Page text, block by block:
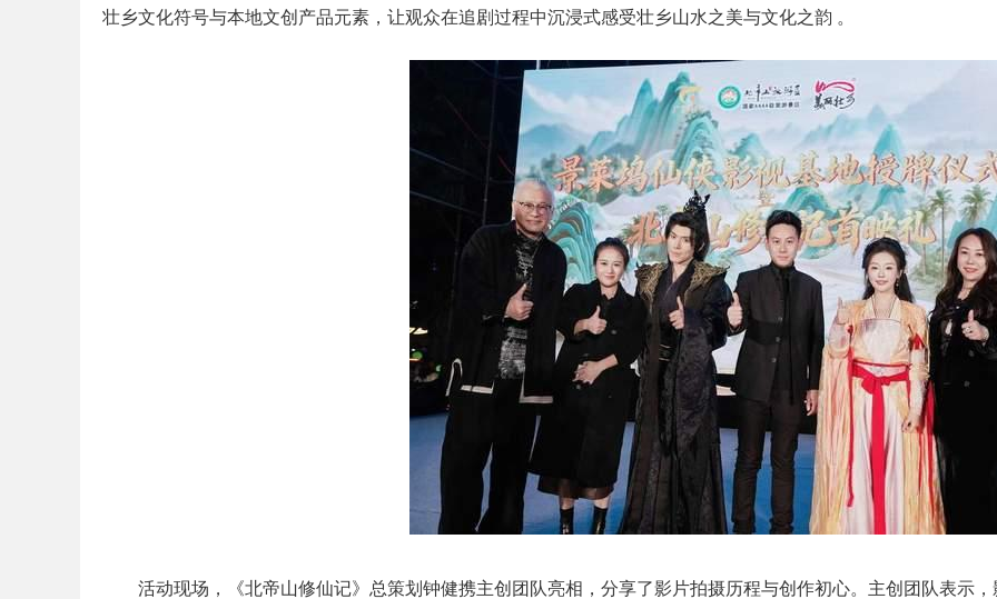
壮乡文化符号与本地文创产品元素，让观众在追剧过程中沉浸式感受壮乡山水之美与文化之韵 。
活动现场，《北帝山修仙记》总策划钟健携主创团队亮相，分享了影片拍摄历程与创作初心。主创团队表示